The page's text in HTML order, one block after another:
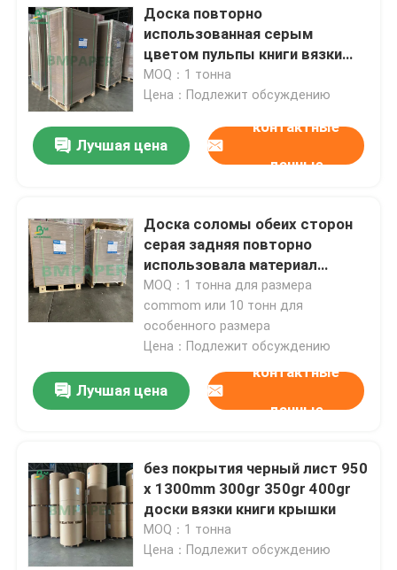
Доска повторно
использованная серым
цветом пульпы книги вязки
900gsm 945gsm 1.45mm 1.5mm
толщиной
MOQ：1 тонна
Цена：Подлежит обсуждению
Лучшая цена
контактные
данные
Доска соломы обеих сторон
серая задняя повторно
использовала материал
пульпы на коробка ботинок
0.45mm до 3.0mm
MOQ：1 тонна для размера
commom или 10 тонн для
особенного размера
Цена：Подлежит обсуждению
Лучшая цена
контактные
данные
без покрытия черный лист 950
x 1300mm 300gr 350gr 400gr
доски вязки книги крышки
MOQ：1 тонна
Цена：Подлежит обсуждению